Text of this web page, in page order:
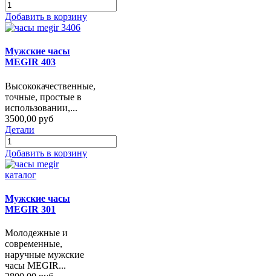
Добавить в корзину
Мужские часы
MEGIR 403
Высококачественные,
точные, простые в
использовании,...
3500,00 руб
Детали
Добавить в корзину
Мужские часы
MEGIR 301
Молодежные и
современные,
наручные мужские
часы MEGIR...